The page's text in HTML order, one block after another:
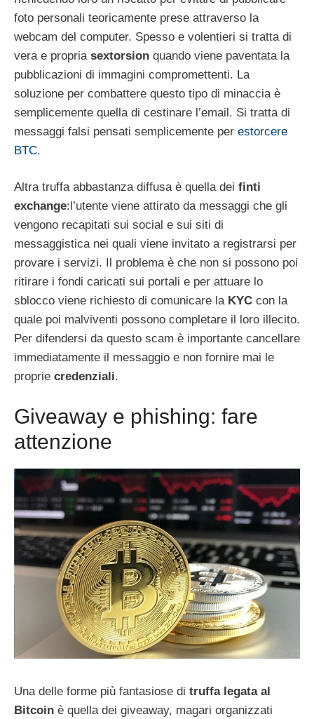
foto personali teoricamente prese attraverso la
webcam del computer. Spesso e volentieri si tratta di
vera e propria sextorsion quando viene paventata la
pubblicazioni di immagini compromettenti. La
soluzione per combattere questo tipo di minaccia è
semplicemente quella di cestinare l’email. Si tratta di
messaggi falsi pensati semplicemente per estorcere
BTC.
Altra truffa abbastanza diffusa è quella dei finti
exchange:l’utente viene attirato da messaggi che gli
vengono recapitati sui social e sui siti di
messaggistica nei quali viene invitato a registrarsi per
provare i servizi. Il problema è che non si possono poi
ritirare i fondi caricati sui portali e per attuare lo
sblocco viene richiesto di comunicare la KYC con la
quale poi malviventi possono completare il loro illecito.
Per difendersi da questo scam è importante cancellare
immediatamente il messaggio e non fornire mai le
proprie credenziali.
Giveaway e phishing: fare
attenzione
Una delle forme più fantasiose di truffa legata al
Bitcoin è quella dei giveaway, magari organizzati